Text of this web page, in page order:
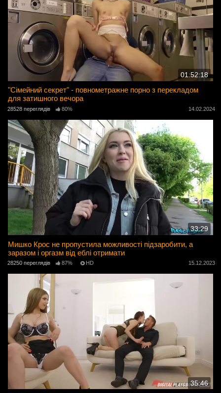
01:52:18
"Сімейний секрет" - повнометражне порно з перекладом
для затишного вечора
28528 переглядів 80% 14.02.2024
33:29
Мишко Крос не пропустила можливості підзаробити, а
заразом і оргазм від еблі отримати
28250 переглядів 87% HD 15.12.2023
35:46